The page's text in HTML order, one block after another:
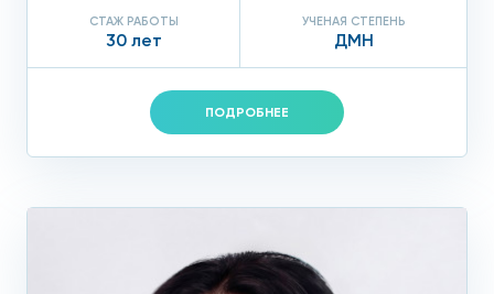
СТАЖ РАБОТЫ
30 лет
УЧЕНАЯ СТЕПЕНЬ
ДМН
ПОДРОБНЕЕ